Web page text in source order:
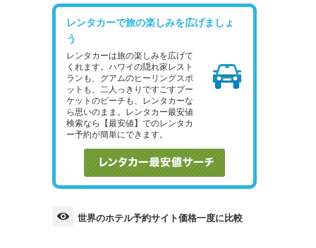
レンタカーで旅の楽しみを広げましょ
う
レンタカーは旅の楽しみを広げて
くれます。ハワイの隠れ家レスト
ランも、グアムのヒーリングスポ
ットも、二人っきりですごすプー
ケットのビーチも、レンタカーな
ら思いのまま。レンタカー最安値
検索なら【最安値】でのレンタカ
ー予約が簡単にできます。
世界のホテル予約サイト価格一度に比較